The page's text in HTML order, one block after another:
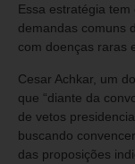
Essa estratégia
demandas comuns
com doenças raras
Cesar Achkar, um
que “diante da
de vetos
buscando
das proposições